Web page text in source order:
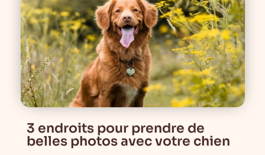
3 endroits pour prendre de
belles photos avec votre chien